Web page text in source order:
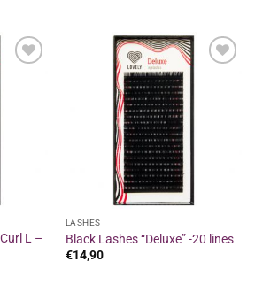
€15,00
L –
Προσθήκη
αγαπημένα
LASHES
Black Lashes “Deluxe” -20 lines
€14,90